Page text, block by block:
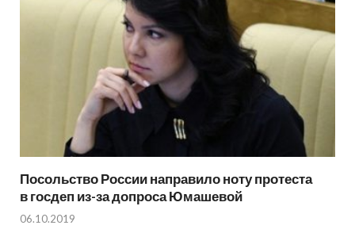
Посольство России направило ноту протеста
в госдеп из-за допроса Юмашевой
06.10.2019